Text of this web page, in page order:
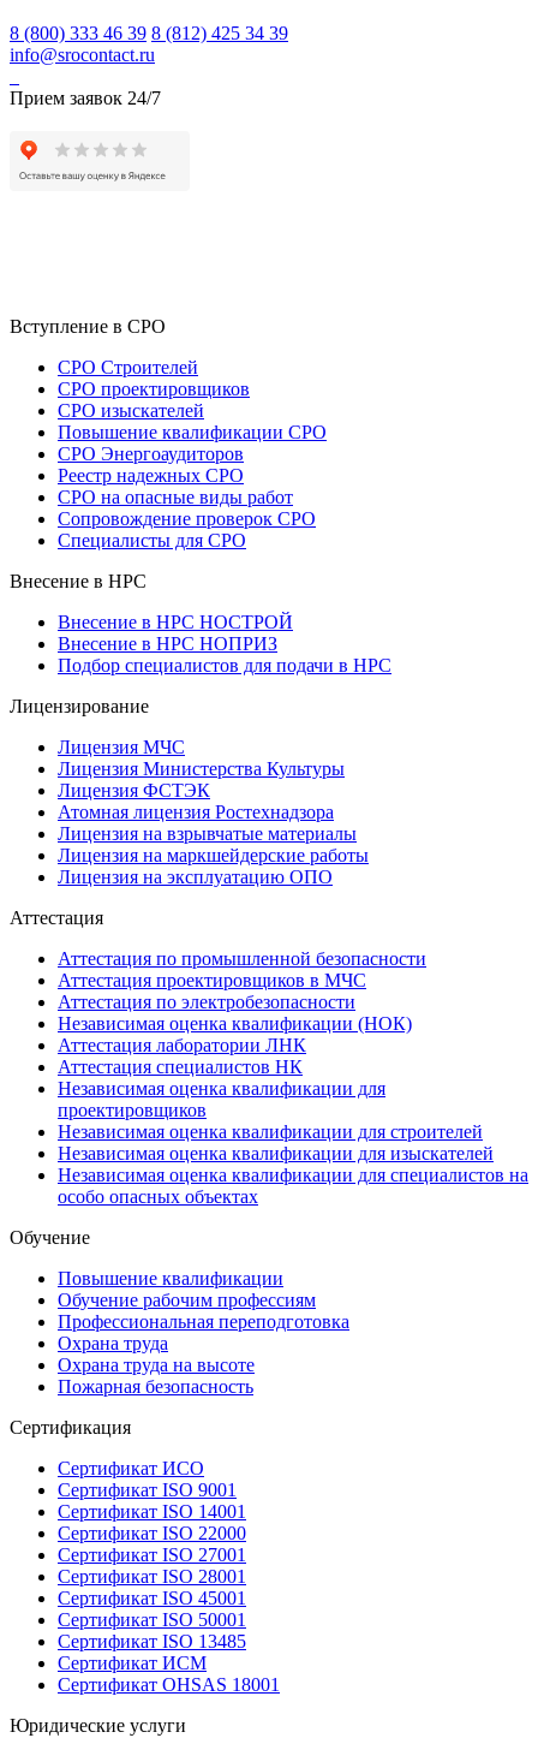
8 (800) 333 46 39 8 (812) 425 34 39
info@srocontact.ru
Прием заявок 24/7
Вступление в СРО
СРО Строителей
СРО проектировщиков
СРО изыскателей
Повышение квалификации СРО
СРО Энергоаудиторов
Реестр надежных СРО
СРО на опасные виды работ
Сопровождение проверок СРО
Специалисты для СРО
Внесение в НРС
Внесение в НРС НОСТРОЙ
Внесение в НРС НОПРИЗ
Подбор специалистов для подачи в НРС
Лицензирование
Лицензия МЧС
Лицензия Министерства Культуры
Лицензия ФСТЭК
Атомная лицензия Ростехнадзора
Лицензия на взрывчатые материалы
Лицензия на маркшейдерские работы
Лицензия на эксплуатацию ОПО
Аттестация
Аттестация по промышленной безопасности
Аттестация проектировщиков в МЧС
Аттестация по электробезопасности
Независимая оценка квалификации (НОК)
Аттестация лаборатории ЛНК
Аттестация специалистов НК
Независимая оценка квалификации для
проектировщиков
Независимая оценка квалификации для строителей
Независимая оценка квалификации для изыскателей
Независимая оценка квалификации для специалистов на
особо опасных объектах
Обучение
Повышение квалификации
Обучение рабочим профессиям
Профессиональная переподготовка
Охрана труда
Охрана труда на высоте
Пожарная безопасность
Сертификация
Сертификат ИСО
Сертификат ISO 9001
Сертификат ISO 14001
Сертификат ISO 22000
Сертификат ISO 27001
Сертификат ISO 28001
Сертификат ISO 45001
Сертификат ISO 50001
Сертификат ISO 13485
Сертификат ИСМ
Сертификат OHSAS 18001
Юридические услуги